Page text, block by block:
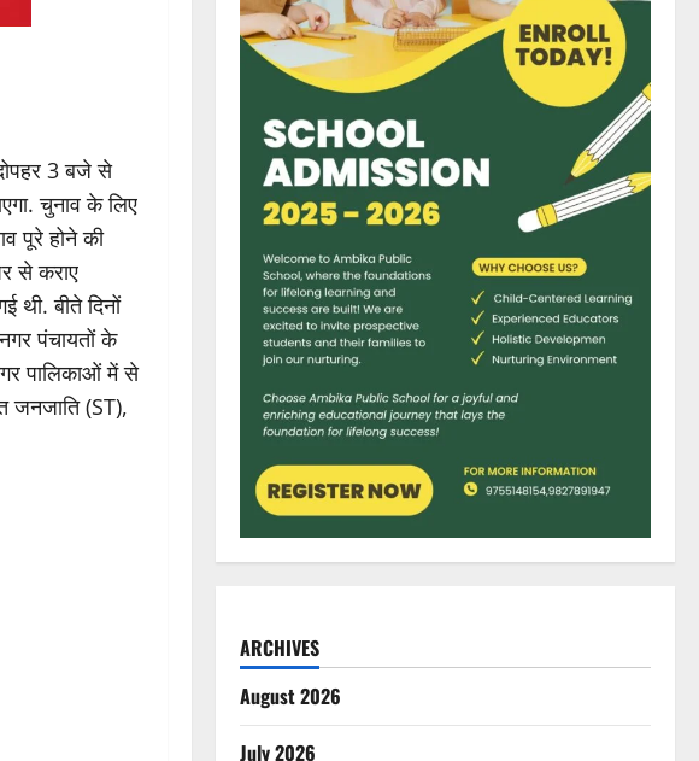
3 बजे से
चुनाव के लिए
पूरे होने की
से कराए
थी. बीते दिनों
पंचायतों के
पालिकाओं में से
जनजाति (ST),
ARCHIVES
August 2026
July 2026